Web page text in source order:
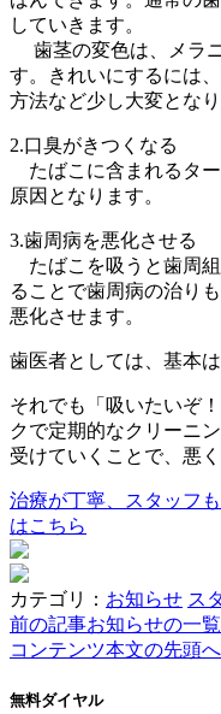
していきます。
歯茎の変色は、メラ
す。きれいにするには
方法など少し大変となり
2.口臭がきつくなる
たばこに含まれるタ
原因となります。
3.歯周病を悪化させる
たばこを吸うと歯周
ることで歯周病の治り
悪化させます。
歯医者としては、基本
それでも「吸いたいぞ
クで定期的なクリーニ
受けていくことで、悪
治療が丁寧、スタッフ
はこちら
カテゴリ： お知らせ ス
前の記事お知らせの一
コンテンツ本文の先頭
無料ダイヤル